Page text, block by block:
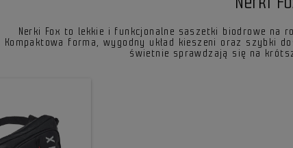
Nerki Fox to lekkie i funkcjonalne saszetki biodrowe na
Kompaktowa forma, wygodny układ kieszeni oraz szybki
świetnie sprawdzają się na